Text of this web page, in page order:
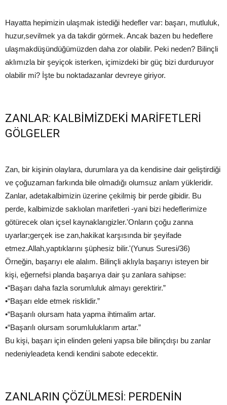
Hayatta hepimizin ulaşmak istediği hedefler var: başarı, mutluluk,
huzur,sevilmek ya da takdir görmek. Ancak bazen bu hedeflere
ulaşmakdüşündüğümüzden daha zor olabilir. Peki neden? Bilinçli
aklımızla bir şeyiçok isterken, içimizdeki bir güç bizi durduruyor
olabilir mi? İşte bu noktadazanlar devreye giriyor.
ZANLAR: KALBİMİZDEKİ MARİFETLERİ
GÖLGELER
Zan, bir kişinin olaylara, durumlara ya da kendisine dair geliştirdiği
ve çoğuzaman farkında bile olmadığı olumsuz anlam yükleridir.
Zanlar, adetakalbimizin üzerine çekilmiş bir perde gibidir. Bu
perde, kalbimizde saklıolan marifetleri -yani bizi hedeflerimize
götürecek olan içsel kaynaklarıgizler.'Onların çoğu zanna
uyarlar;gerçek ise zan,hakikat karşısında bir şeyifade
etmez.Allah,yaptıklarını şüphesiz bilir.'(Yunus Suresi/36)
Örneğin, başarıyı ele alalım. Bilinçli aklıyla başarıyı isteyen bir
kişi, eğernefsi planda başarıya dair şu zanlara sahipse:
•“Başarı daha fazla sorumluluk almayı gerektirir.”
•“Başarı elde etmek risklidir.”
•“Başarılı olursam hata yapma ihtimalim artar.
•“Başarılı olursam sorumluluklarım artar.”
Bu kişi, başarı için elinden geleni yapsa bile bilinçdışı bu zanlar
nedeniyleadeta kendi kendini sabote edecektir.
ZANLARIN ÇÖZÜLMESİ: PERDENİN